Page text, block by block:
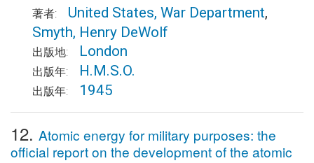
著者: United States, War Department,
Smyth, Henry DeWolf
出版地: London
出版年: H.M.S.O.
出版年: 1945
12. Atomic energy for military purposes: the
official report on the development of the atomic